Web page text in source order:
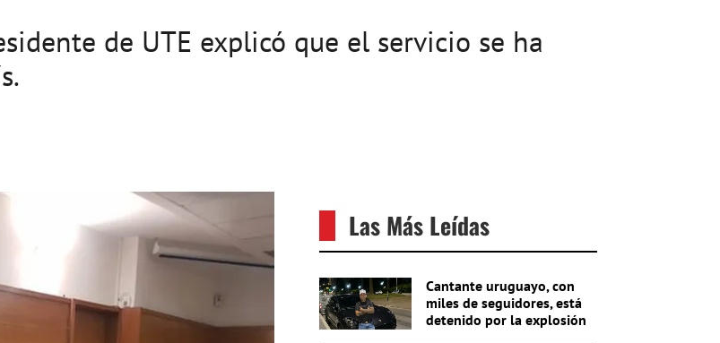
de UTE explicó que el servicio se ha
Las Más Leídas
Cantante uruguayo, con
miles de seguidores, está
detenido por la explosión